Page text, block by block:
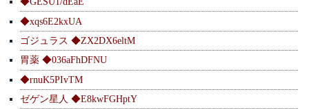
◆xqs6E2kxUA
ゴジュラス ◆ZX2DX6eltM
胃薬 ◆036aFhDFNU
◆rnuK5PIvTM
ゼゲン星人 ◆E8kwFGHptY